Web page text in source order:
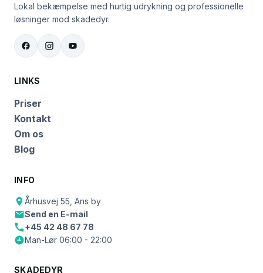
Lokal bekæmpelse med hurtig udrykning og professionelle
løsninger mod skadedyr.
LINKS
Priser
Kontakt
Om os
Blog
INFO
Århusvej 55, Ans by
Send en E-mail
+45 42 48 67 78
Man-Lør 06:00 - 22:00
SKADEDYR